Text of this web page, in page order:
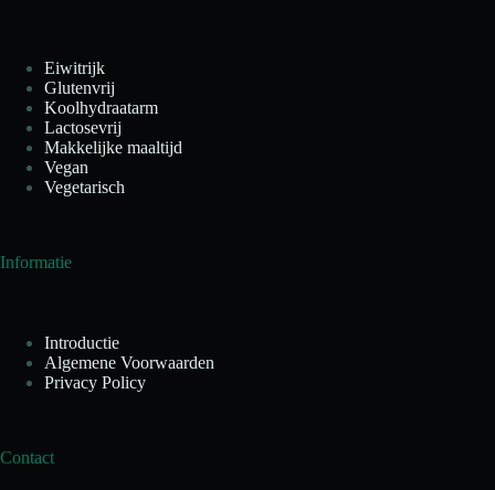
Eiwitrijk
Glutenvrij
Koolhydraatarm
Lactosevrij
Makkelijke maaltijd
Vegan
Vegetarisch
Informatie
Introductie
Algemene Voorwaarden
Privacy Policy
Contact